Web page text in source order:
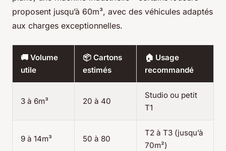
proposent jusqu’à 60m³, avec des véhicules adaptés
aux charges exceptionnelles.
🚚 Volume
utile
📦 Cartons
estimés
🏠 Usage
recommandé
3 à 6m³ 20 à 40
Studio ou petit
T1
9 à 14m³ 50 à 80
T2 à T3 (jusqu’à
70m²)